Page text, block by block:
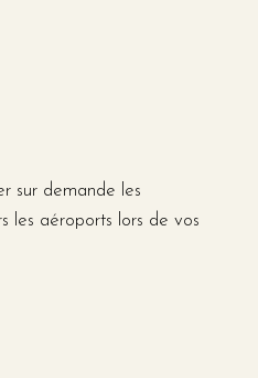
sur demande les
les aéroports lors de vos